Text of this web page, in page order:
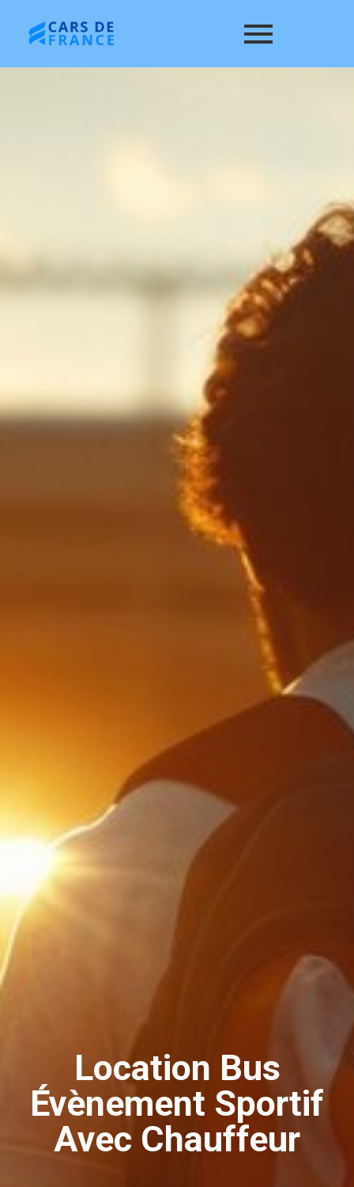
Location Bus
Évènement Sportif
Avec Chauffeur